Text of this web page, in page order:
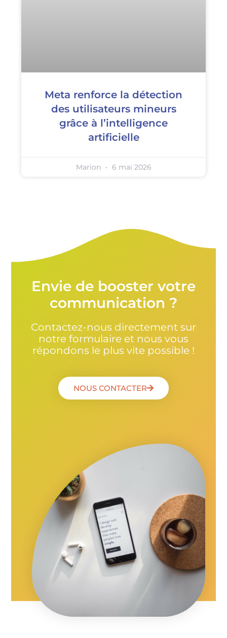
Meta renforce la détection
des utilisateurs mineurs
grâce à l’intelligence
artificielle
Marion 6 mai 2026
Envie de booster votre
communication ?
Contactez-nous directement sur
notre formulaire et nous vous
répondons le plus vite possible !
NOUS CONTACTER